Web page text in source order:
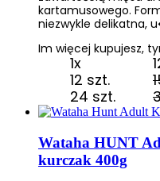
kartamusowego.
niezwykle delikatna,
Im więcej kupujesz,
1x
12 szt.
24 szt.
Wataha HUNT
kurczak 400g